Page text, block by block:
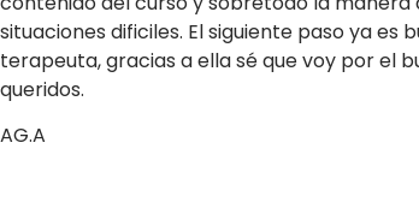
situaciones dificiles. El siguiente paso ya
terapeuta, gracias a ella sé que voy por el
queridos.
AG.A